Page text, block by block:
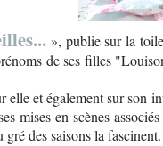
», publie sur la
de ses filles
et également sur son
mises en scènes
des saisons la fascinent.